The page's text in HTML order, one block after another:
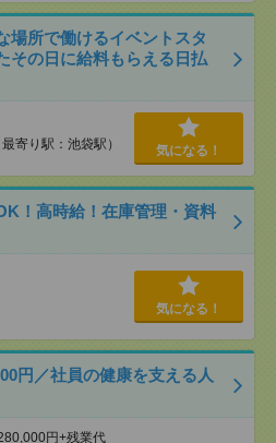
場所で働けるイベントスタ
その日に給料もらえる日払
寄り駅：池袋駅） 気になる！
！高時給！在庫管理・資料
気になる！
円／社員の健康を支える人
円+残業代